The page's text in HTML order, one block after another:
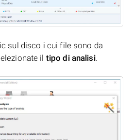
sul disco i cui file sono da
il tipo di analisi.